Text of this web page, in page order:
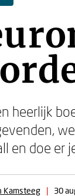
heerlijk
en doe er
Kamsteeg | 30